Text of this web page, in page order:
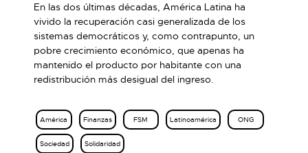
En las dos últimas décadas, América Latina ha
vivido la recuperación casi generalizada de los
sistemas democráticos y, como contrapunto, un
pobre crecimiento económico, que apenas ha
mantenido el producto por habitante con una
redistribución más desigual del ingreso.
América Finanzas FSM Latinoamérica ONG
Sociedad Solidaridad